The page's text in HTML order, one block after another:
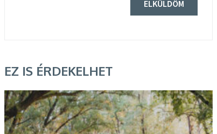
EZ IS ÉRDEKELHET